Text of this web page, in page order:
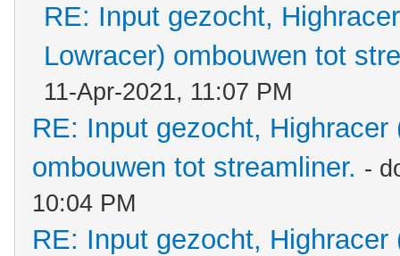
RE: Input gezocht,
Lowracer) ombouwen tot
11-Apr-2021, 11:07 PM
RE: Input gezocht,
ombouwen tot streamliner. -
10:04 PM
RE: Input gezocht,